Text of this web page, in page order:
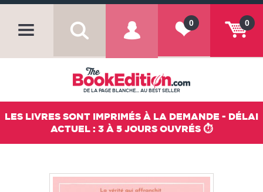
0
0
DE LA PAGE BLANCHE... AU BEST SELLER
LES LIVRES SONT IMPRIMÉS À LA DEMANDE - DÉLAI
ACTUEL : 3 À 5 JOURS OUVRÉS ⏱️